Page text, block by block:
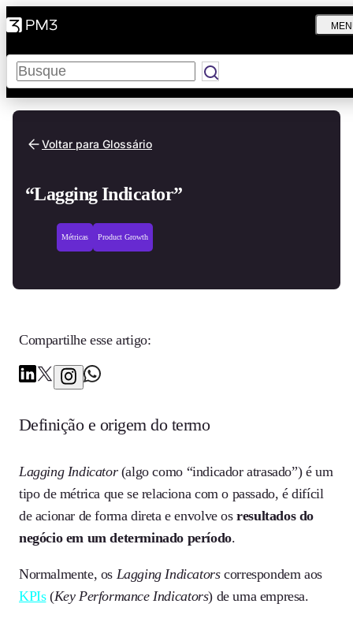
Pesquisar
Voltar para Glossário
“Lagging Indicator”
Métricas Product Growth
Compartilhe esse artigo:
Definição e origem do termo
Lagging Indicator(algo como “indicador atrasado”) é um
tipo de métrica que se relaciona com o passado, é difícil
de acionar de forma direta e envolve osresultados do
negócio em um determinado período.
Normalmente, os Lagging Indicatorscorrespondem aos
KPIs(Key Performance Indicators) de uma empresa.